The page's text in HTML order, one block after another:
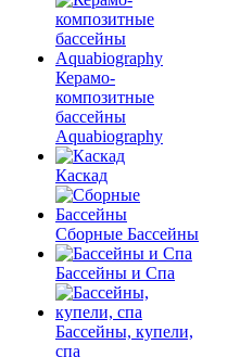
Керамо-
композитные
бассейны
Aquabiography
Каскад
Сборные Бассейны
Бассейны и Спа
Бассейны, купели,
спа